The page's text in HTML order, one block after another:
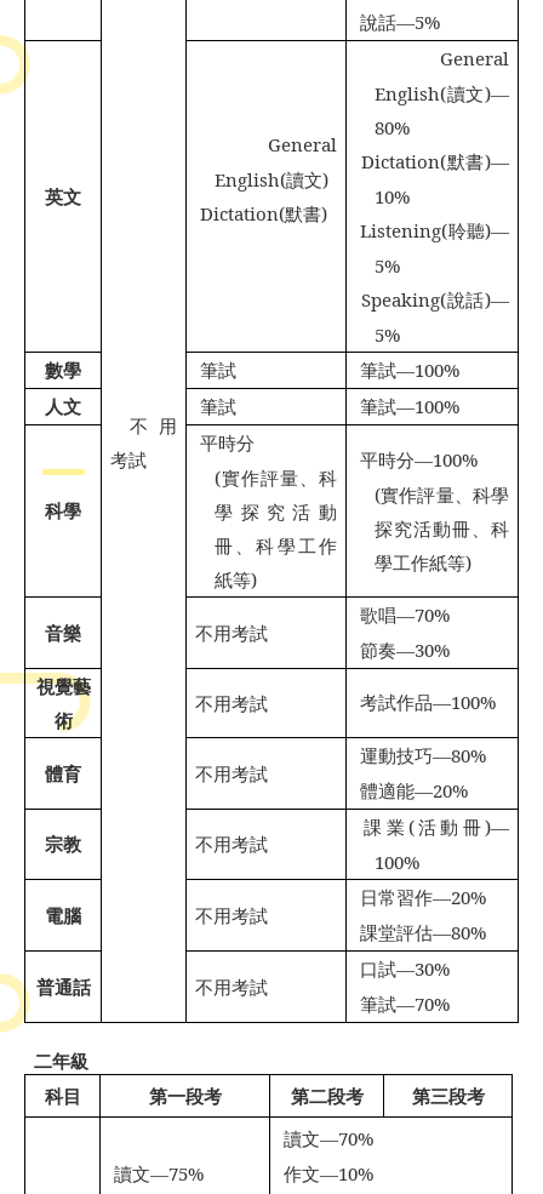
不用
考試
說話—5%
英文
General
English(讀文)
Dictation(默書)
General
English(讀文)—
80%
Dictation(默書)—
10%
Listening(聆聽)—
5%
Speaking(說話)—
5%
數學
筆試 筆試—100%
人文
筆試 筆試—100%
科學
平時分
(實作評量、科
學探究活動
冊、科學工作
紙等)
平時分—100%
(實作評量、科學
探究活動冊、科
學工作紙等)
音樂 不用考試
歌唱—70%
節奏—30%
視覺藝
術
不用考試 考試作品—100%
體育 不用考試
運動技巧—80%
體適能—20%
宗教 不用考試
課業 (活動冊)—
100%
電腦 不用考試
日常習作—20%
課堂評估—80%
普通話 不用考試
口試—30%
筆試—70%
二年級
科目
第一段考 第二段考 第三段考
讀文—75%
讀文—70%
作文—10%